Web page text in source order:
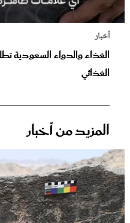
أخبار
الغذاء والدواء السعودية
الغذائي
المزيد من أخبار